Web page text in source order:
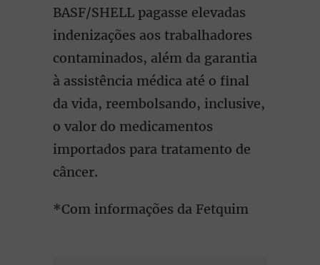
BASF/SHELL pagasse elevadas
indenizações aos trabalhadores
contaminados, além da garantia
à assistência médica até o final
da vida, reembolsando, inclusive,
o valor do medicamentos
importados para tratamento de
câncer.
*Com informações da Fetquim